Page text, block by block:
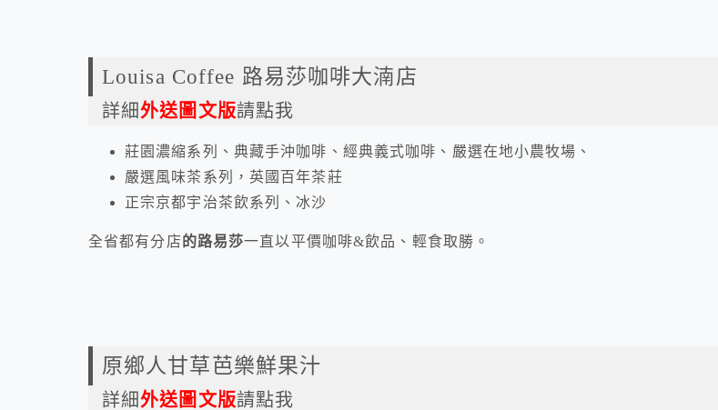
Louisa Coffee 路易莎咖啡大湳店
詳細外送圖文版請點我
莊園濃縮系列、典藏手沖咖啡、經典義式咖啡、嚴選在地小農牧場、
嚴選風味茶系列，英國百年茶莊
正宗京都宇治茶飲系列、冰沙
全省都有分店的路易莎一直以平價咖啡&飲品、輕食取勝。
原鄉人甘草芭樂鮮果汁
詳細外送圖文版請點我